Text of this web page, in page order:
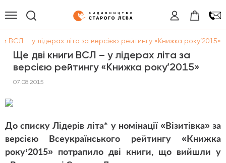
ВСЛ – у лідерах літа за версією рейтингу «Книжка року’2015»
Ще дві книги ВСЛ – у лідерах літа за
версією рейтингу «Книжка року’2015»
07.08.2015
До списку Лідерів літа* у номінації «Візитівка» за
версією Всеукраїнського рейтингу «Книжка
року’2015» потрапило дві книги, що вийшли у